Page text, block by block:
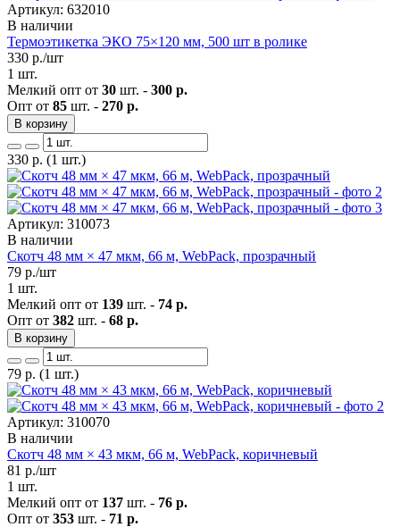
Артикул: 632010
В наличии
Термоэтикетка ЭКО 75×120 мм, 500 шт в ролике
330 р./шт
1 шт.
Мелкий опт от 30 шт. - 300 р.
Опт от 85 шт. - 270 р.
В корзину
330 р. (1 шт.)
Артикул: 310073
В наличии
Скотч 48 мм × 47 мкм, 66 м, WebPack, прозрачный
79 р./шт
1 шт.
Мелкий опт от 139 шт. - 74 р.
Опт от 382 шт. - 68 р.
В корзину
79 р. (1 шт.)
Артикул: 310070
В наличии
Скотч 48 мм × 43 мкм, 66 м, WebPack, коричневый
81 р./шт
1 шт.
Мелкий опт от 137 шт. - 76 р.
Опт от 353 шт. - 71 р.